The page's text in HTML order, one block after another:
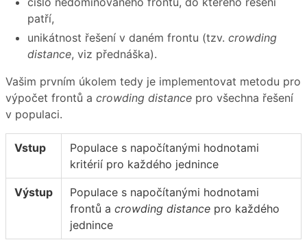
patří,
unikátnost řešení v daném frontu (tzv. crowding
distance, viz přednáška).
Vašim prvním úkolem tedy je implementovat metodu pro
výpočet frontů a crowding distance pro všechna řešení
v populaci.
Vstup
Populace s napočítanými hodnotami
kritérií pro každého jednince
Výstup
Populace s napočítanými hodnotami
frontů a crowding distance pro každého
jednince